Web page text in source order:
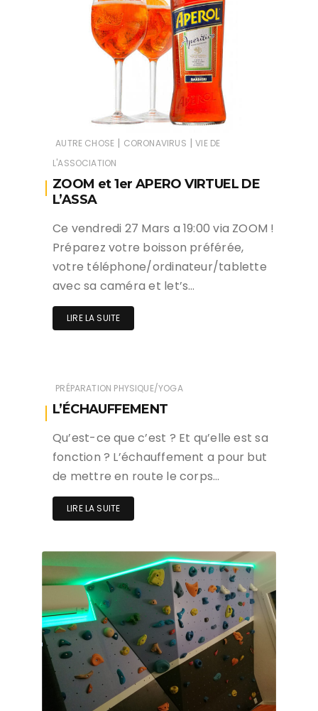
AUTRE CHOSE | CORONAVIRUS | VIE DE
L'ASSOCIATION
ZOOM et 1er APERO VIRTUEL DE
L’ASSA
Ce vendredi 27 Mars a 19:00 via ZOOM !
Préparez votre boisson préférée,
votre téléphone/ordinateur/tablette
avec sa caméra et let’s…
LIRE LA SUITE
PRÉPARATION PHYSIQUE/YOGA
L’ÉCHAUFFEMENT
Qu’est-ce que c’est ? Et qu’elle est sa
fonction ? L’échauffement a pour but
de mettre en route le corps…
LIRE LA SUITE